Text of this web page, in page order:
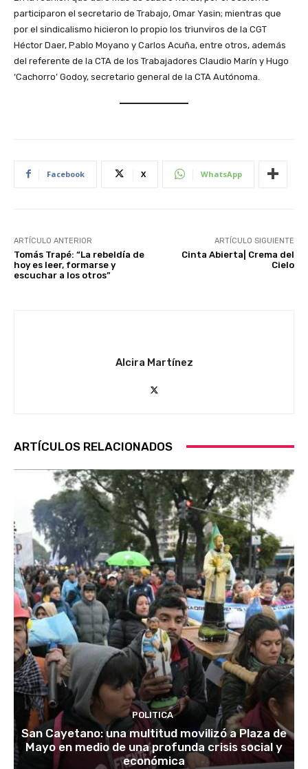
participaron el secretario de Trabajo, Omar Yasin; mientras que
por el sindicalismo hicieron lo propio los triunviros de la CGT
Héctor Daer, Pablo Moyano y Carlos Acuña, entre otros, además
del referente de la CTA de los Trabajadores Claudio Marín y Hugo
‘Cachorro’ Godoy, secretario general de la CTA Autónoma.
Facebook X WhatsApp
ARTÍCULO ANTERIOR
Tomás Trapé: “La rebeldía de
hoy es leer, formarse y
escuchar a los otros”
ARTÍCULO SIGUIENTE
Cinta Abierta| Crema del
Cielo
Alcira Martínez
ARTÍCULOS RELACIONADOS
POLITICA
San Cayetano: una multitud movilizó a Plaza de
Mayo en medio de una profunda crisis social y
económica